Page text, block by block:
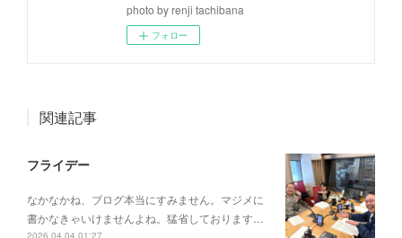
photo by renji tachibana
フォロー
関連記事
フライデー
なかなかね、ブログ本当にすみません。マジメに
書かなきゃいけませんよね。猛省しております…
2026.04.04 01:27